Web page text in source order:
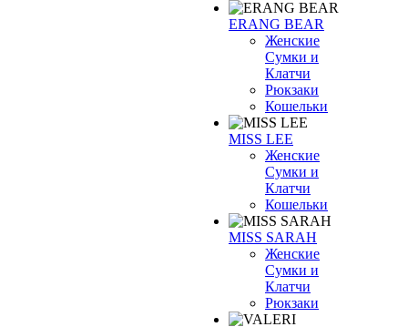
ERANG BEAR
Женские
Сумки и
Клатчи
Рюкзаки
Кошельки
MISS LEE
Женские
Сумки и
Клатчи
Кошельки
MISS SARAH
Женские
Сумки и
Клатчи
Рюкзаки